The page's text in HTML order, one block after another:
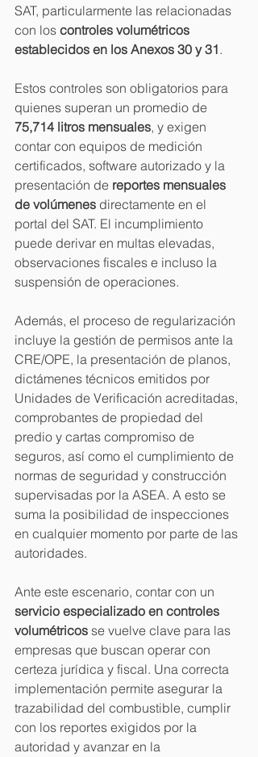
SAT, particularmente las relacionadas
con los controles volumétricos
establecidos en los Anexos 30 y 31.
Estos controles son obligatorios para
quienes superan un promedio de
75,714 litros mensuales, y exigen
contar con equipos de medición
certificados, software autorizado y la
presentación de reportes mensuales
de volúmenes directamente en el
portal del SAT. El incumplimiento
puede derivar en multas elevadas,
observaciones fiscales e incluso la
suspensión de operaciones.
Además, el proceso de regularización
incluye la gestión de permisos ante la
CRE/OPE, la presentación de planos,
dictámenes técnicos emitidos por
Unidades de Verificación acreditadas,
comprobantes de propiedad del
predio y cartas compromiso de
seguros, así como el cumplimiento de
normas de seguridad y construcción
supervisadas por la ASEA. A esto se
suma la posibilidad de inspecciones
en cualquier momento por parte de las
autoridades.
Ante este escenario, contar con un
servicio especializado en controles
volumétricos se vuelve clave para las
empresas que buscan operar con
certeza jurídica y fiscal. Una correcta
implementación permite asegurar la
trazabilidad del combustible, cumplir
con los reportes exigidos por la
autoridad y avanzar en la
Your 14 days trial has
expired.
The trial's over, but the show must go
on! 🎬 Upgrade now to keep your web
masterpiece in the spotlight.